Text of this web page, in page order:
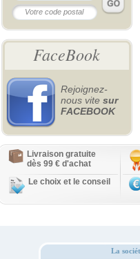
FaceBook
Rejoignez-
nous vite sur
FACEBOOK
Livraison gratuite
dès 99 € d'achat
Le choix et le conseil
La